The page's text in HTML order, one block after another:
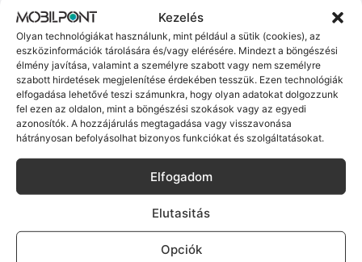
Kezelés
Olyan technológiákat használunk, mint például a sütik (cookies), az
eszközinformációk tárolására és/vagy elérésére. Mindezt a böngészési
élmény javítása, valamint a személyre szabott vagy nem személyre
szabott hirdetések megjelenítése érdekében tesszük. Ezen technológiák
elfogadása lehetővé teszi számunkra, hogy olyan adatokat dolgozzunk
fel ezen az oldalon, mint a böngészési szokások vagy az egyedi
azonosítók. A hozzájárulás megtagadása vagy visszavonása
hátrányosan befolyásolhat bizonyos funkciókat és szolgáltatásokat.
Elfogadom
Elutasitás
Opciók
Fekete titán)
259 990Ft
Megtakarítás újhoz képest akár 40%
Apple Watch Ultra 3. generáció 49mm GPS +
Cellular (Újszerű, független, 64 GB, 2 GB RAM,
259 990Ft
Megtakarítás újhoz képest